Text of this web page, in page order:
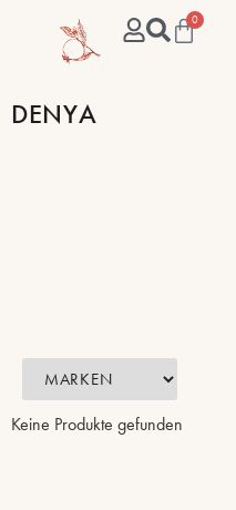
0
DENYA
Keine Produkte gefunden